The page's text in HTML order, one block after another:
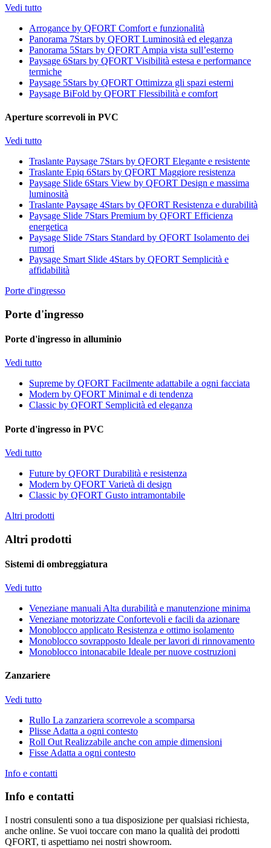
Vedi tutto
Arrogance by QFORT Comfort e funzionalità
Panorama 7Stars by QFORT Luminosità ed eleganza
Panorama 5Stars by QFORT Ampia vista sull’esterno
Paysage 6Stars by QFORT Visibilità estesa e performance
termiche
Paysage 5Stars by QFORT Ottimizza gli spazi esterni
Paysage BiFold by QFORT Flessibilità e comfort
Aperture scorrevoli in PVC
Vedi tutto
Traslante Paysage 7Stars by QFORT Elegante e resistente
Traslante Epiq 6Stars by QFORT Maggiore resistenza
Paysage Slide 6Stars View by QFORT Design e massima
luminosità
Traslante Paysage 4Stars by QFORT Resistenza e durabilità
Paysage Slide 7Stars Premium by QFORT Efficienza
energetica
Paysage Slide 7Stars Standard by QFORT Isolamento dei
rumori
Paysage Smart Slide 4Stars by QFORT Semplicità e
affidabilità
Porte d'ingresso
Porte d'ingresso
Porte d'ingresso in alluminio
Vedi tutto
Supreme by QFORT Facilmente adattabile a ogni facciata
Modern by QFORT Minimal e di tendenza
Classic by QFORT Semplicità ed eleganza
Porte d'ingresso in PVC
Vedi tutto
Future by QFORT Durabilità e resistenza
Modern by QFORT Varietà di design
Classic by QFORT Gusto intramontabile
Altri prodotti
Altri prodotti
Sistemi di ombreggiatura
Vedi tutto
Veneziane manuali Alta durabilità e manutenzione minima
Veneziane motorizzate Confortevoli e facili da azionare
Monoblocco applicato Resistenza e ottimo isolamento
Monoblocco sovrapposto Ideale per lavori di rinnovamento
Monoblocco intonacabile Ideale per nuove costruzioni
Zanzariere
Vedi tutto
Rullo La zanzariera scorrevole a scomparsa
Plisse Adatta a ogni contesto
Roll Out Realizzabile anche con ampie dimensioni
Fisse Adatta a ogni contesto
Info e contatti
Info e contatti
I nostri consulenti sono a tua disposizione per qualsiasi richiesta,
anche online. Se vuoi toccare con mano la qualità dei prodotti
QFORT, ti aspettiamo nei nostri showroom.